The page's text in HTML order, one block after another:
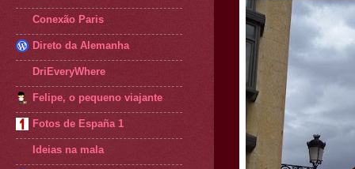
Conexão Paris
Direto da Alemanha
DriEveryWhere
Felipe, o pequeno viajante
Fotos de España 1
Ideias na mala